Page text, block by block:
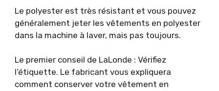
Le polyester est très résistant et vous pouvez
généralement jeter les vêtements en polyester
dans la machine à laver, mais pas toujours.
Le premier conseil de LaLonde : Vérifiez
l’étiquette. Le fabricant vous expliquera
comment conserver votre vêtement en